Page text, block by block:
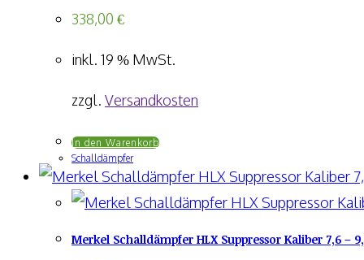
338,00 €
inkl. 19 % MwSt.
zzgl. Versandkosten
In den Warenkorb
Schalldämpfer
Merkel Schalldämpfer HLX Suppressor Kaliber 7,6 –